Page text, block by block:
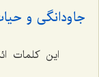
جاودانگی و
این کلمات